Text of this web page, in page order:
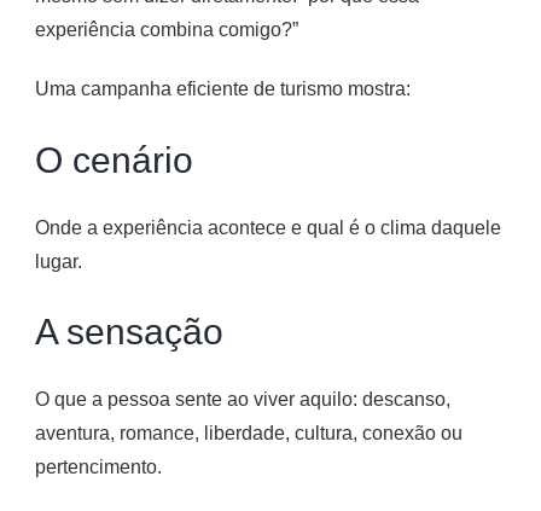
experiência combina comigo?”
Uma campanha eficiente de turismo mostra:
O cenário
Onde a experiência acontece e qual é o clima daquele
lugar.
A sensação
O que a pessoa sente ao viver aquilo: descanso,
aventura, romance, liberdade, cultura, conexão ou
pertencimento.